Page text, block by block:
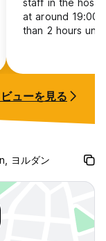
staff in the
at around 19:00
than 2 hours
ューを見る
ヨルダン